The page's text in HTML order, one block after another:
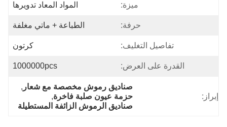
ميزة: المواد المعاد تدويرها
حرفة: الطباعة + ماتي مغلفة
تفاصيل التغليف: كرتون
القدرة على العرض: 1000000pcs
إبراز:
صناديق رموش مخصصة مع شعار ,
حزمة عيون صلبة فاخرة,
صناديق الرموش الزائفة المستطيلة